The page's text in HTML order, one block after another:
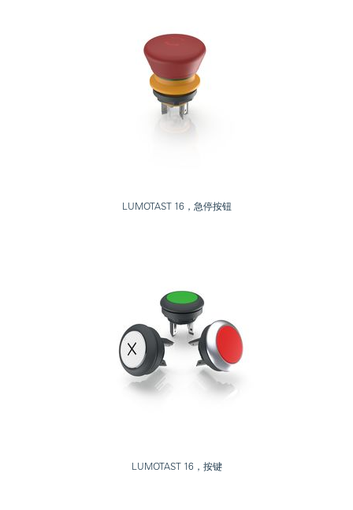
LUMOTAST 16，急停按钮
LUMOTAST 16，按键